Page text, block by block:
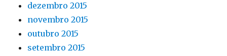
dezembro 2015
novembro 2015
outubro 2015
setembro 2015